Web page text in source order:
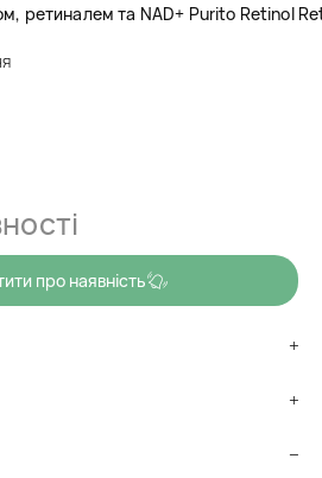
ретиналем та NAD+ Purito Retinol
насичує вітамінами. Дарує
про наявність